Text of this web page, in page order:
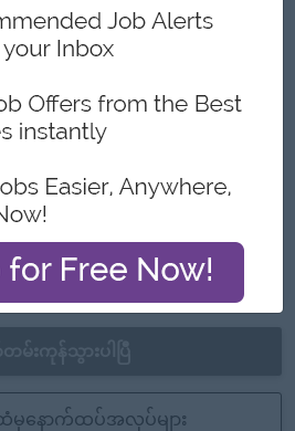
opportunity in a growing IT
Potential
နောက်ထပ်အလုပ်များ